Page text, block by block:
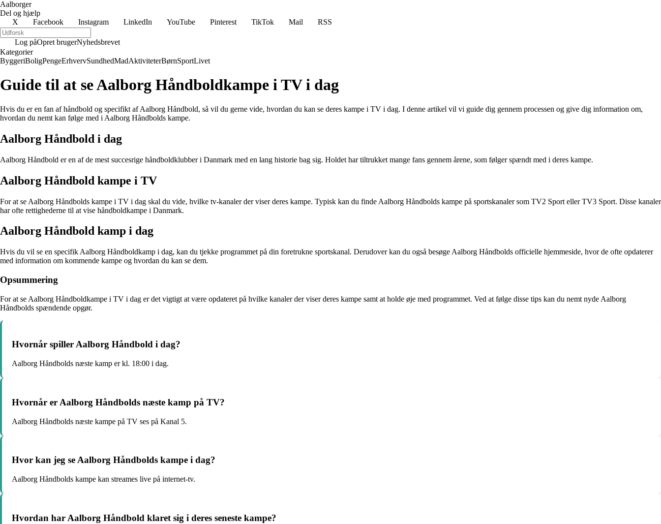
Aalborger
Del og hjælp
X
Facebook Instagram LinkedIn YouTube Pinterest TikTok Mail RSS
Log påOpret brugerNyhedsbrevet
Kategorier
ByggeriBoligPengeErhvervSundhedMadAktiviteterBørnSportLivet
Guide til at se Aalborg Håndboldkampe i TV i dag
Hvis du er en fan af håndbold og specifikt af Aalborg Håndbold, så vil du gerne vide, hvordan du kan se deres kampe i TV i dag. I denne artikel vil vi guide dig gennem processen og give dig information om,
hvordan du nemt kan følge med i Aalborg Håndbolds kampe.
Aalborg Håndbold i dag
Aalborg Håndbold er en af de mest succesrige håndboldklubber i Danmark med en lang historie bag sig. Holdet har tiltrukket mange fans gennem årene, som følger spændt med i deres kampe.
Aalborg Håndbold kampe i TV
For at se Aalborg Håndbolds kampe i TV i dag skal du vide, hvilke tv-kanaler der viser deres kampe. Typisk kan du finde Aalborg Håndbolds kampe på sportskanaler som TV2 Sport eller TV3 Sport. Disse kanaler
har ofte rettighederne til at vise håndboldkampe i Danmark.
Aalborg Håndbold kamp i dag
Hvis du vil se en specifik Aalborg Håndboldkamp i dag, kan du tjekke programmet på din foretrukne sportskanal. Derudover kan du også besøge Aalborg Håndbolds officielle hjemmeside, hvor de ofte opdaterer
med information om kommende kampe og hvordan du kan se dem.
Opsummering
For at se Aalborg Håndboldkampe i TV i dag er det vigtigt at være opdateret på hvilke kanaler der viser deres kampe samt at holde øje med programmet. Ved at følge disse tips kan du nemt nyde Aalborg
Håndbolds spændende opgør.
Hvornår spiller Aalborg Håndbold i dag?
Aalborg Håndbolds næste kamp er kl. 18:00 i dag.
Hvornår er Aalborg Håndbolds næste kamp på TV?
Aalborg Håndbolds næste kampe på TV ses på Kanal 5.
Hvor kan jeg se Aalborg Håndbolds kampe i dag?
Aalborg Håndbolds kampe kan streames live på internet-tv.
Hvordan har Aalborg Håndbold klaret sig i deres seneste kampe?